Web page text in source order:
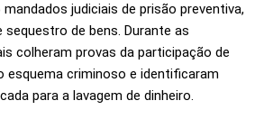
judiciais de prisão preventiva,
sequestro de bens. Durante as
colheram provas da participação de
esquema criminoso e identificaram
para a lavagem de dinheiro.